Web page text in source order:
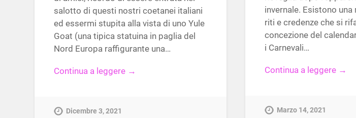
salotto di questi nostri coetanei italiani
ed essermi stupita alla vista di uno Yule
Goat (una tipica statuina in paglia del
Nord Europa raffigurante una…
Continua a leggere →
Dicembre 3, 2021
invernale. Esistono
riti e credenze che si
concezione del
i Carnevali…
Continua a leggere →
Marzo 14, 2021